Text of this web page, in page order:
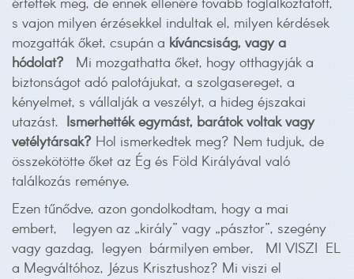
s vajon milyen érzésekkel indultak el, milyen kérdések
mozgatták őket, csupán a kíváncsiság, vagy a
hódolat? Mi mozgathatta őket, hogy otthagyják a
biztonságot adó palotájukat, a szolgasereget, a
kényelmet, s vállalják a veszélyt, a hideg éjszakai
utazást. Ismerhették egymást, barátok voltak vagy
vetélytársak? Hol ismerkedtek meg? Nem tudjuk, de
összekötötte őket az Ég és Föld Királyával való
találkozás reménye.
Ezen tűnődve, azon gondolkodtam, hogy a mai
embert, legyen az „király” vagy „pásztor”, szegény
vagy gazdag, legyen bármilyen ember, MI VISZI EL
a Megváltóhoz, Jézus Krisztushoz? Mi viszi el